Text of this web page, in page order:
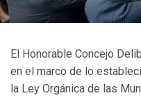
El Honorable Concejo
en el marco de lo
la Ley Orgánica de las